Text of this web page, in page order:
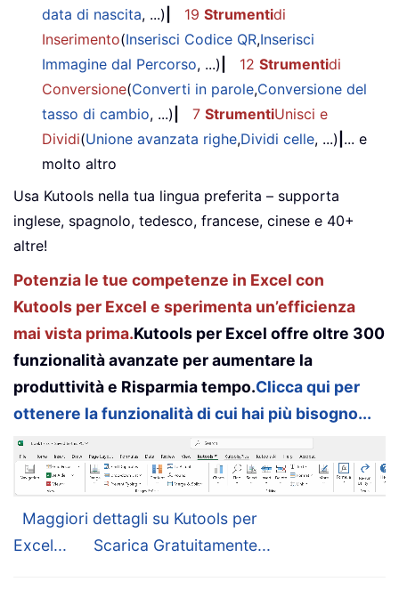
data di nascita, ...) 19 Strumentidi
Inserimento(Inserisci Codice QR,Inserisci
Immagine dal Percorso, ...) 12 Strumentidi
Conversione(Converti in parole,Conversione del
tasso di cambio, ...) 7 StrumentiUnisci e
Dividi(Unione avanzata righe,Dividi celle, ...) ... e
molto altro
Usa Kutools nella tua lingua preferita – supporta
inglese, spagnolo, tedesco, francese, cinese e 40+
altre!
Potenzia le tue competenze in Excel con
Kutools per Excel e sperimenta un’efficienza
mai vista prima.Kutools per Excel offre oltre 300
funzionalità avanzate per aumentare la
produttività e Risparmia tempo.Clicca qui per
ottenere la funzionalità di cui hai più bisogno...
Maggiori dettagli su Kutools per
Excel...
Scarica Gratuitamente...